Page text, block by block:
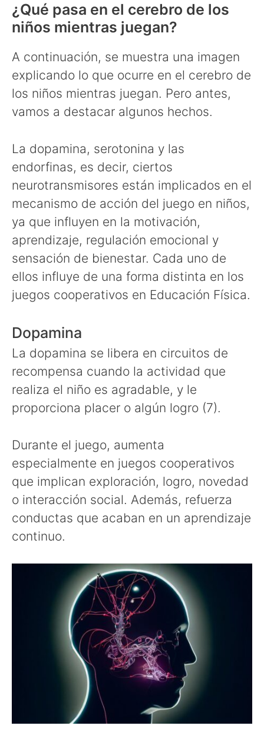
¿Qué pasa en el cerebro de los
niños mientras juegan?
A continuación, se muestra una imagen
explicando lo que ocurre en el cerebro de
los niños mientras juegan. Pero antes,
vamos a destacar algunos hechos.
La dopamina, serotonina y las
endorfinas, es decir, ciertos
neurotransmisores están implicados en el
mecanismo de acción del juego en niños,
ya que influyen en la motivación,
aprendizaje, regulación emocional y
sensación de bienestar. Cada uno de
ellos influye de una forma distinta en los
juegos cooperativos en Educación Física.
Dopamina
La dopamina se libera en circuitos de
recompensa cuando la actividad que
realiza el niño es agradable, y le
proporciona placer o algún logro (7).
Durante el juego, aumenta
especialmente en juegos cooperativos
que implican exploración, logro, novedad
o interacción social. Además, refuerza
conductas que acaban en un aprendizaje
continuo.